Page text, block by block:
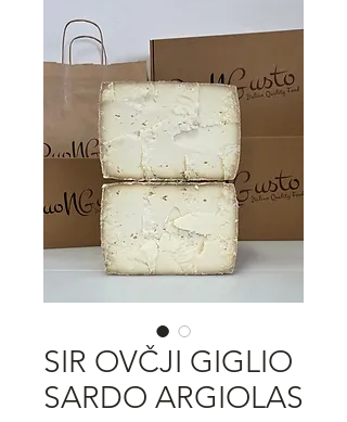
SIR OVČJI GIGLIO
SARDO ARGIOLAS